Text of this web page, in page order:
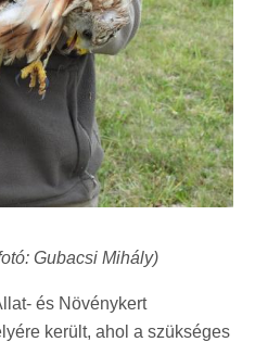
Gubacsi Mihály)
és Növénykert
került, ahol a szükséges